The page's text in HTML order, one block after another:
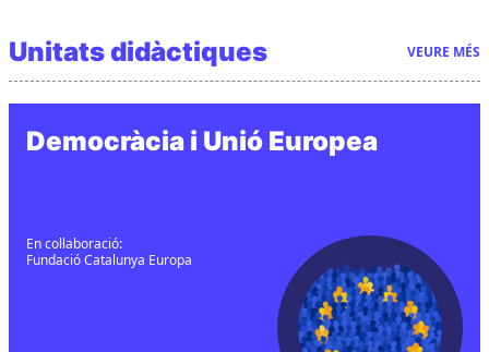
Unitats didàctiques VEURE MÉS
Democràcia i Unió Europea
En col·laboració:
Fundació Catalunya Europa